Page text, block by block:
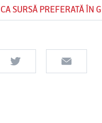
CA SURSĂ PREFERATĂ ÎN